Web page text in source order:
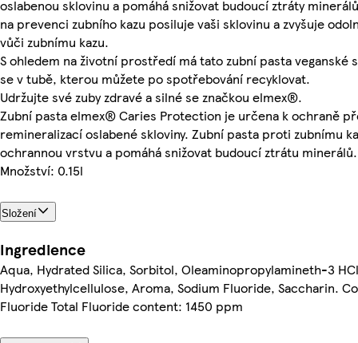
oslabenou sklovinu a pomáhá snižovat budoucí ztráty
na prevenci zubního kazu posiluje vaši sklovinu a zvyšuje
vůči zubnímu kazu.
S ohledem na životní prostředí má tato zubní pasta veganské
se v tubě, kterou můžete po spotřebování recyklovat.
Udržujte své zuby zdravé a silné se značkou elmex®.
Zubní pasta elmex® Caries Protection je určena k ochraně
remineralizací oslabené skloviny. Zubní pasta proti zubnímu
ochrannou vrstvu a pomáhá snižovat budoucí ztrátu minerálů.
Množství: 0.15l
Složení
Ingredience
Aqua, Hydrated Silica, Sorbitol, Oleaminopropylamineth-3
Hydroxyethylcellulose, Aroma, Sodium Fluoride, Saccharin.
Fluoride Total Fluoride content: 1450 ppm